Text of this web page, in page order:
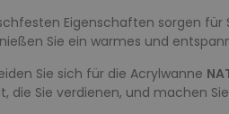
Eigenschaften sorgen für
Sie ein warmes und
Sie sich für die Acrylwanne
die Sie verdienen, und machen